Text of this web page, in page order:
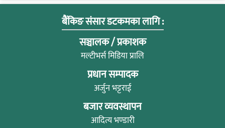
बैंकिङ संसार डटकमका लागि :
सञ्चालक / प्रकाशक
मल्टीभर्स मिडिया प्रालि
प्रधान सम्पादक
अर्जुन भट्टराई
बजार व्यवस्थापन
आदित्य भण्डारी